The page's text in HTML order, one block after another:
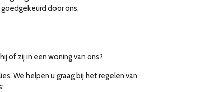
door ons.
of zij in een woning van ons?
We helpen u graag bij het regelen van